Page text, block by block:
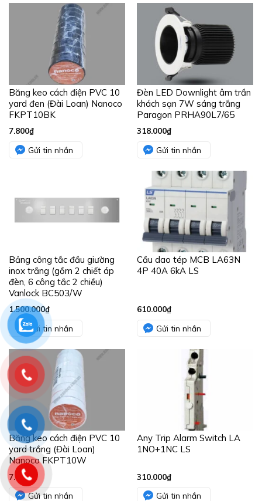
Băng keo cách điện PVC 10
yard đen (Đài Loan) Nanoco
FKPT10BK
7.800₫
Gửi tin nhắn
Đèn LED Downlight âm trần
khách sạn 7W sáng trắng
Paragon PRHA90L7/65
318.000₫
Gửi tin nhắn
Bảng công tắc đầu giường
inox trắng (gồm 2 chiết áp
đèn, 6 công tắc 2 chiều)
Vanlock BC503/W
1.500.000₫
Gửi tin nhắn
Cầu dao tép MCB LA63N
4P 40A 6kA LS
610.000₫
Gửi tin nhắn
Băng keo cách điện PVC 10
yard trắng (Đài Loan)
Nanoco FKPT10W
7.800₫
Gửi tin nhắn
Any Trip Alarm Switch LA
1NO+1NC LS
310.000₫
Gửi tin nhắn